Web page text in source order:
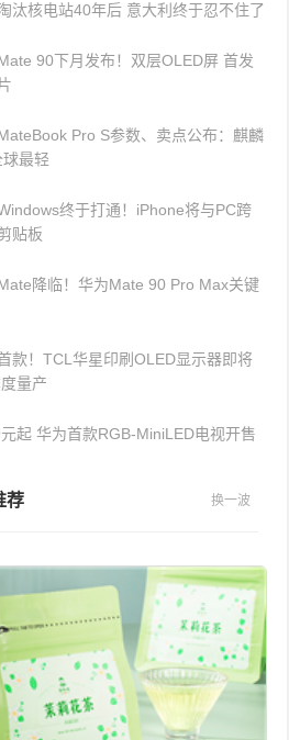
汰核电站40年后 意大利终于忍不住了
90下月发布！双层OLED屏 首发
Pro S参数、卖点公布：麒麟
最轻
终于打通！iPhone将与PC跨
贴板
降临！华为Mate 90 Pro Max关键
款！TCL华星印刷OLED显示器即将
度量产
起 华为首款RGB-MiniLED电视开售
荐 换一波